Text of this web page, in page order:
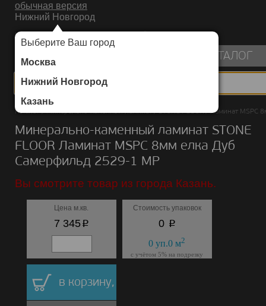
обычная версия
Нижний Новгород
Выберите Ваш город
Москва
Нижний Новгород
Казань
ИНТЕРНЕТ-МАГАЗИН НАПОЛЬНЫХ ПОКРЫТИЙ
КАТАЛОГ
Каталог/Минерально-каменный ламинат/STONE FLOOR/Ламинат MSPC
Минерально-каменный ламинат STONE
FLOOR Ламинат MSPC 8мм елка Дуб
Самерфильд 2529-1 MР
Вы смотрите товар из города Казань.
Цена м.кв.
7 345p
Стоимость упаковок
0 p
0 уп.0 м2
с учётом 5% на подрезку
в корзину,